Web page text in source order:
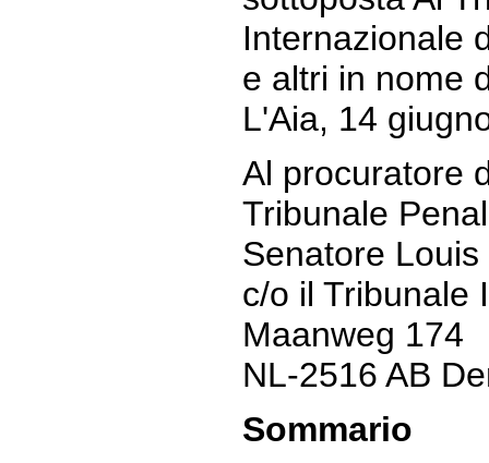
Internazionale
e altri in nome
L'Aia, 14
Al procuratore
Tribunale
Senatore
c/o il Tribunale
Maanweg 174
NL-2516 AB
Sommario